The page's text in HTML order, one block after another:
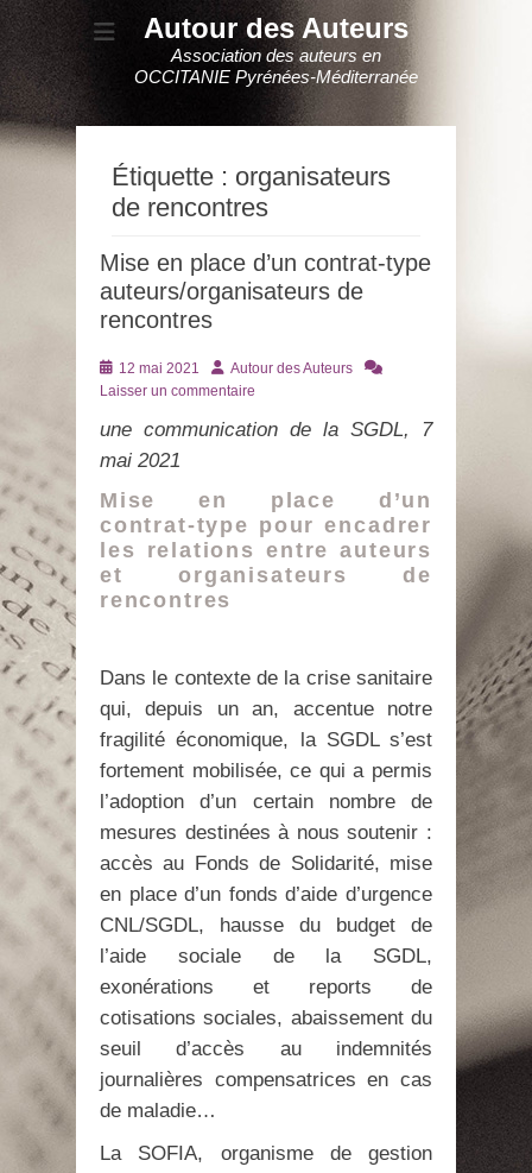
Autour des Auteurs
Association des auteurs en
OCCITANIE Pyrénées-Méditerranée
Étiquette : organisateurs
de rencontres
Mise en place d’un contrat-type
auteurs/organisateurs de
rencontres
Posté
le
12 mai 2021 AuteurAutour des Auteurs
Laisser un commentaire
une communication de la SGDL, 7
mai 2021
Mise en place d’un
contrat-type pour encadrer
les relations entre auteurs
et organisateurs de
rencontres
Dans le contexte de la crise sanitaire
qui, depuis un an, accentue notre
fragilité économique, la SGDL s’est
fortement mobilisée, ce qui a permis
l’adoption d’un certain nombre de
mesures destinées à nous soutenir :
accès au Fonds de Solidarité, mise
en place d’un fonds d’aide d’urgence
CNL/SGDL, hausse du budget de
l’aide sociale de la SGDL,
exonérations et reports de
cotisations sociales, abaissement du
seuil d’accès au indemnités
journalières compensatrices en cas
de maladie…
La SOFIA, organisme de gestion